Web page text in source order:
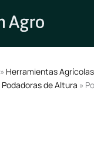
» Herramientas Agrícolas
Podadoras de Altura »